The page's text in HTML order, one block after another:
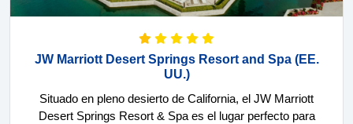
JW Marriott Desert Springs Resort and Spa (EE.
UU.)
Situado en pleno desierto de California, el JW Marriott
Desert Springs Resort & Spa es el lugar perfecto para